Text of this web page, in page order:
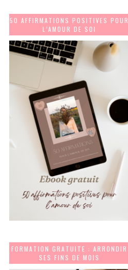
50 AFFIRMATIONS POSITIVES POUR
L’AMOUR DE SOI
FORMATION GRATUITE : ARRONDIR
SES FINS DE MOIS